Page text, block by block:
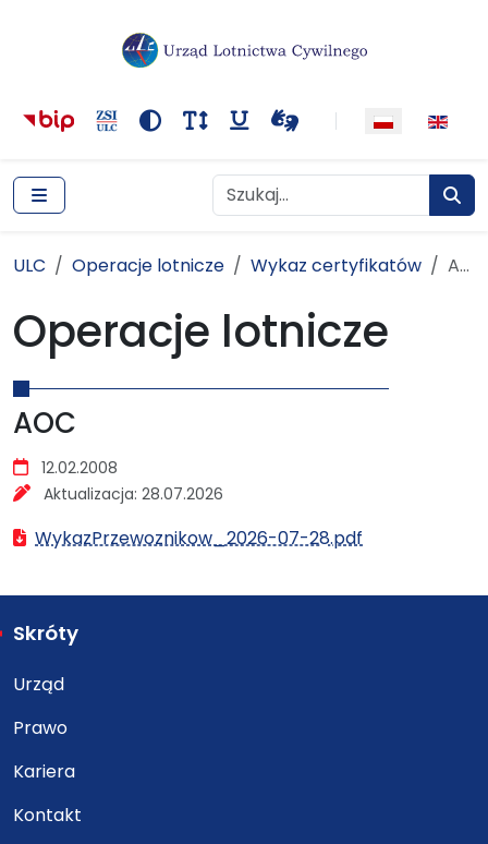
KontrastRozmiar tekstu
Podkreślenie odnośników
Wideotłumacza
Szukaj
Szukaj
ULC
ULC Operacje lotnicze
Operacje lotnicze Wykaz certyfikatów
Wykaz certyfikatów AOC AOC
Operacje lotnicze
AOC
Szczegóły
12.02.2008
Aktualizacja: 28.07.2026
WykazPrzewoznikow_2026-07-28.pdf
Skróty
Urząd
Prawo
Kariera
Kontakt